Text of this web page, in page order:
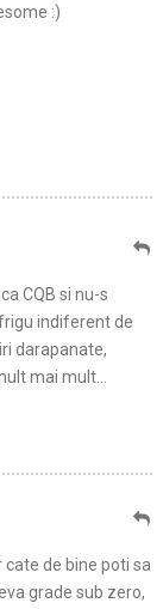
:)
CQB si nu-s
indiferent de
darapanate,
mai mult…
de bine poti sa
grade sub zero,